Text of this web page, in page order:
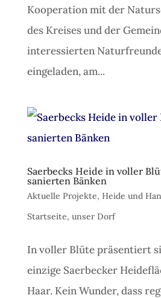
Kooperation mit der
des Kreises und der
interessierten
eingeladen, am...
Saerbecks Heide in voller
sanierten Bänken
Aktuelle Projekte, Heide und
Startseite, unser Dorf
In voller Blüte präsentiert
einzige Saerbecker
Haar. Kein Wunder, dass